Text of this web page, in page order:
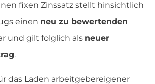
fixen Zinssatz stellt hinsichtlich
einen neu zu bewertenden
und gilt folglich als neuer
.
das Laden arbeitgebereigener